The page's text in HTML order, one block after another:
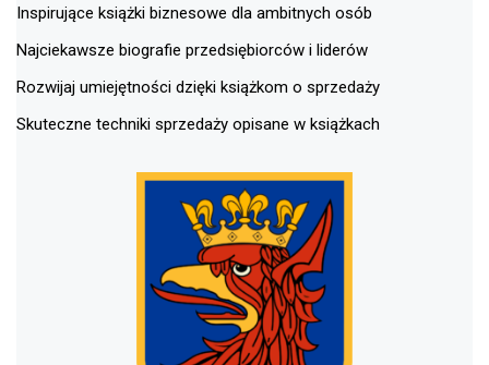
Inspirujące książki biznesowe dla ambitnych osób
Najciekawsze biografie przedsiębiorców i liderów
Rozwijaj umiejętności dzięki książkom o sprzedaży
Skuteczne techniki sprzedaży opisane w książkach